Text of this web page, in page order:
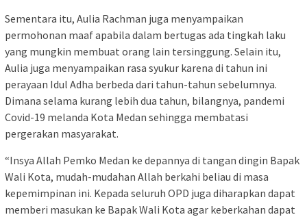
Sementara itu, Aulia Rachman juga menyampaikan
permohonan maaf apabila dalam bertugas ada tingkah laku
yang mungkin membuat orang lain tersinggung. Selain itu,
Aulia juga menyampaikan rasa syukur karena di tahun ini
perayaan Idul Adha berbeda dari tahun-tahun sebelumnya.
Dimana selama kurang lebih dua tahun, bilangnya, pandemi
Covid-19 melanda Kota Medan sehingga membatasi
pergerakan masyarakat.
“Insya Allah Pemko Medan ke depannya di tangan dingin Bapak
Wali Kota, mudah-mudahan Allah berkahi beliau di masa
kepemimpinan ini. Kepada seluruh OPD juga diharapkan dapat
memberi masukan ke Bapak Wali Kota agar keberkahan dapat